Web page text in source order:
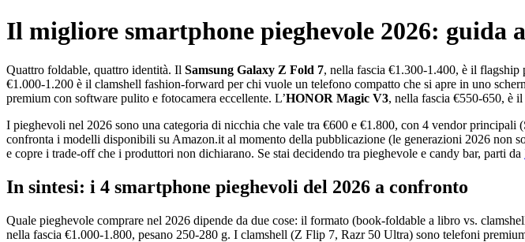
Il migliore smartphone pieghevole 2026: guida
Quattro foldable, quattro identità. Il Samsung Galaxy Z Fold 7, nella fascia €1.300-1.400, è il
€1.000-1.200 è il clamshell fashion-forward per chi vuole un telefono compatto che si apre in uno
premium con software pulito e fotocamera eccellente. L’HONOR Magic V3, nella fascia €550-650, è
I pieghevoli nel 2026 sono una categoria di nicchia che vale tra €600 e €1.800, con 4 vendor
confronta i modelli disponibili su Amazon.it al momento della pubblicazione (le generazioni 2026 non
e copre i trade-off che i produttori non dichiarano. Se stai decidendo tra pieghevole e candy bar, parti da
In sintesi: i 4 smartphone pieghevoli del 2026 a confronto
Quale pieghevole comprare nel 2026 dipende da due cose: il formato (book-foldable a libro vs.
nella fascia €1.000-1.800, pesano 250-280 g. I clamshell (Z Flip 7, Razr 50 Ultra) sono telefoni